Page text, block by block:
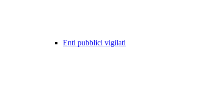
Enti pubblici vigilati